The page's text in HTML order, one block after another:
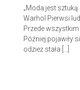
„Moda jest
Warhol Pierwsi
Przede
Później pojawiły
odzież stała […]